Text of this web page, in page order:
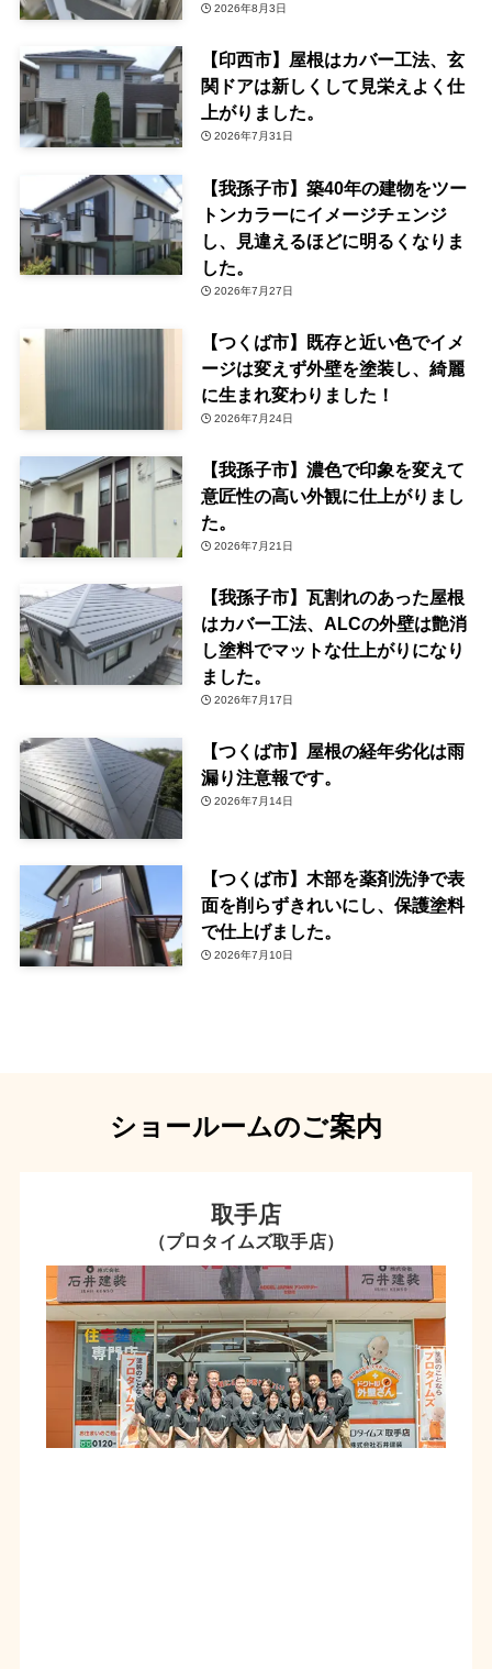
2026年8月3日
【印西市】屋根はカバー工法、玄
関ドアは新しくして見栄えよく仕
上がりました。
2026年7月31日
【我孫子市】築40年の建物をツー
トンカラーにイメージチェンジ
し、見違えるほどに明るくなりま
した。
2026年7月27日
【つくば市】既存と近い色でイメ
ージは変えず外壁を塗装し、綺麗
に生まれ変わりました！
2026年7月24日
【我孫子市】濃色で印象を変えて
意匠性の高い外観に仕上がりまし
た。
2026年7月21日
【我孫子市】瓦割れのあった屋根
はカバー工法、ALCの外壁は艶消
し塗料でマットな仕上がりになり
ました。
2026年7月17日
【つくば市】屋根の経年劣化は雨
漏り注意報です。
2026年7月14日
【つくば市】木部を薬剤洗浄で表
面を削らずきれいにし、保護塗料
で仕上げました。
2026年7月10日
ショールームのご案内
取手店
（プロタイムズ取手店）